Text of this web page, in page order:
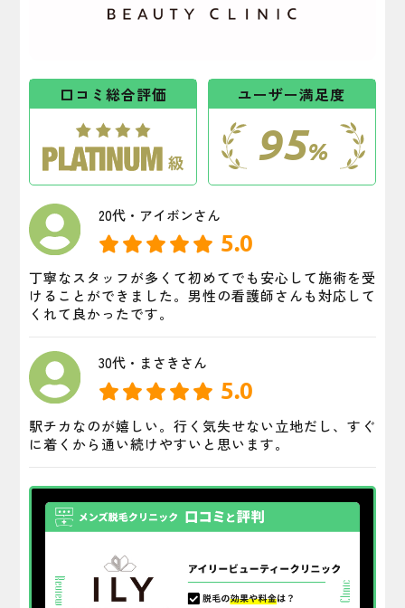
口コミ総合評価 ユーザー満足度
95%
20代・アイボンさん
5.0
丁寧なスタッフが多くて初めてでも安心して施術を受
けることができました。男性の看護師さんも対応して
くれて良かったです。
30代・まさきさん
5.0
駅チカなのが嬉しい。行く気失せない立地だし、すぐ
に着くから通い続けやすいと思います。